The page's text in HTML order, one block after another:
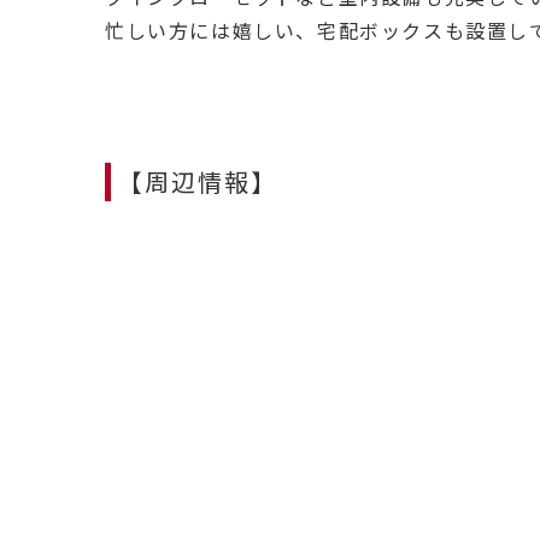
忙しい方には嬉しい、宅配ボックスも設置し
【周辺情報】